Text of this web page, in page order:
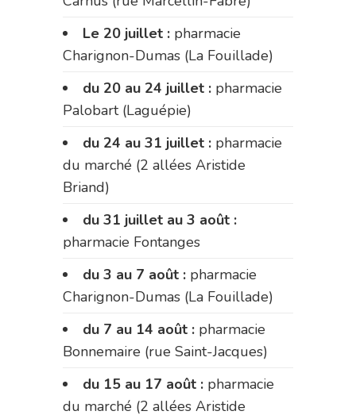
Le 20 juillet : pharmacie
Charignon-Dumas (La Fouillade)
du 20 au 24 juillet : pharmacie
Palobart (Laguépie)
du 24 au 31 juillet : pharmacie
du marché (2 allées Aristide
Briand)
du 31 juillet au 3 août :
pharmacie Fontanges
du 3 au 7 août : pharmacie
Charignon-Dumas (La Fouillade)
du 7 au 14 août : pharmacie
Bonnemaire (rue Saint-Jacques)
du 15 au 17 août : pharmacie
du marché (2 allées Aristide